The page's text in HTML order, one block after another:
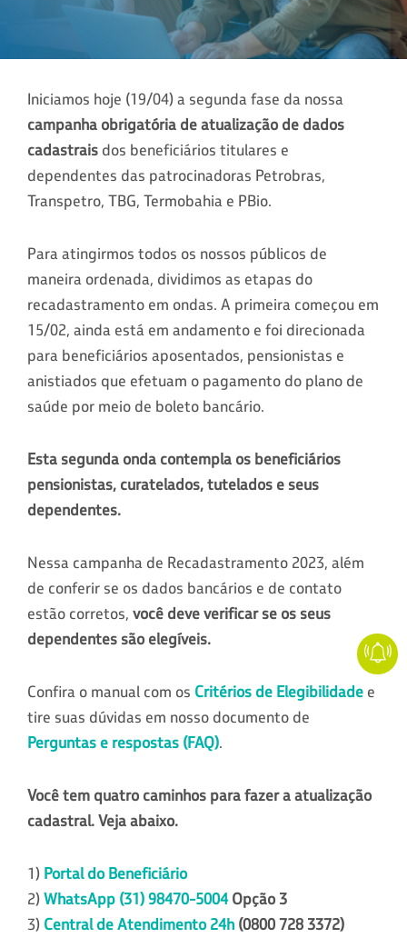
Iniciamos hoje (19/04) a segunda fase da nossa
campanha obrigatória de atualização de dados
cadastrais dos beneficiários titulares e
dependentes das patrocinadoras Petrobras,
Transpetro, TBG, Termobahia e PBio.
Para atingirmos todos os nossos públicos de
maneira ordenada, dividimos as etapas do
recadastramento em ondas. A primeira começou em
15/02, ainda está em andamento e foi direcionada
para beneficiários aposentados, pensionistas e
anistiados que efetuam o pagamento do plano de
saúde por meio de boleto bancário.
Esta segunda onda contempla os beneficiários
pensionistas, curatelados, tutelados e seus
dependentes.
Nessa campanha de Recadastramento 2023, além
de conferir se os dados bancários e de contato
estão corretos, você deve verificar se os seus
dependentes são elegíveis.
Confira o manual com os Critérios de Elegibilidade e
tire suas dúvidas em nosso documento de
Perguntas e respostas (FAQ).
Você tem quatro caminhos para fazer a atualização
cadastral. Veja abaixo.
1) Portal do Beneficiário
2)WhatsApp (31) 98470-5004Opção 3
3) Central de Atendimento 24h (0800 728 3372)